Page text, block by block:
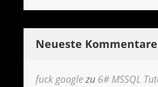
Neueste Kommentare
fuck googlezu 6# MSSQL